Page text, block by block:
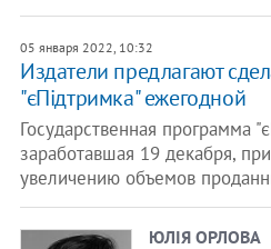
05 января 2022, 10:32
Издатели предлагают
"єПідтримка" ежегодной
Государственная программа
заработавшая 19 декабря,
увеличению объемов
ЮЛІЯ ОРЛОВА